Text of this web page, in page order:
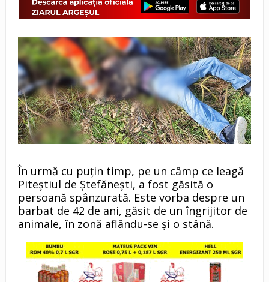
În urmă cu puțin timp, pe un câmp ce leagă
Piteștiul de Ștefănești, a fost găsită o
persoană spânzurată. Este vorba despre un
barbat de 42 de ani, găsit de un îngrijitor de
animale, în zonă aflându-se și o stână.